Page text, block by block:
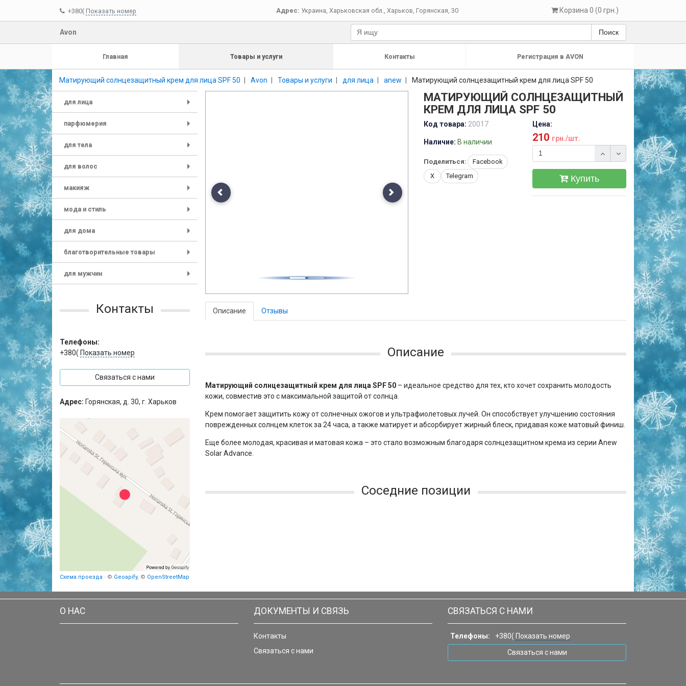
+380( Показать номер Адрес: Украина Харьковская обл. Харьков Горянская, 30 Корзина 0 (0 грн.)
Avon Поиск
Главная Товары и услуги Контакты Регистрация в AVON
Матирующий солнцезащитный крем для лица SPF 50 Avon Товары и услуги для лица anew Матирующий солнцезащитный крем для лица SPF 50
для лица
парфюмерия
для тела
для волос
макияж
мода и стиль
для дома
благотворительные товары
для мужчин
Контакты
Телефоны:
+380( Показать номер
Связаться с нами
Адрес: Горянская, д. 30, г. Харьков
Схема проезда · © Geoapify, © OpenStreetMap
Previous Next
МАТИРУЮЩИЙ СОЛНЦЕЗАЩИТНЫЙ
КРЕМ ДЛЯ ЛИЦА SPF 50
Код товара: 20017
Наличие: В наличии
Поделиться:
Facebook
X
Telegram
Цена:
210 грн./шт.
Купить
Описание Отзывы
Описание
Матирующий солнцезащитный крем для лица SPF 50 – идеальное средство для тех, кто хочет сохранить молодость
кожи, совместив это с максимальной защитой от солнца.
Крем помогает защитить кожу от солнечных ожогов и ультрафиолетовых лучей. Он способствует улучшению состояния
поврежденных солнцем клеток за 24 часа, а также матирует и абсорбирует жирный блеск, придавая коже матовый финиш.
Еще более молодая, красивая и матовая кожа – это стало возможным благодаря солнцезащитном крема из серии Anew
Solar Advance.
Соседние позиции
О НАС ДОКУМЕНТЫ И СВЯЗЬ
Контакты
Связаться с нами
СВЯЗАТЬСЯ С НАМИ
Телефоны: +380( Показать номер
Связаться с нами